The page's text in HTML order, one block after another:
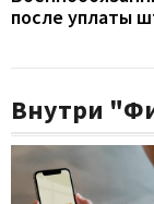
после уплаты
Внутри